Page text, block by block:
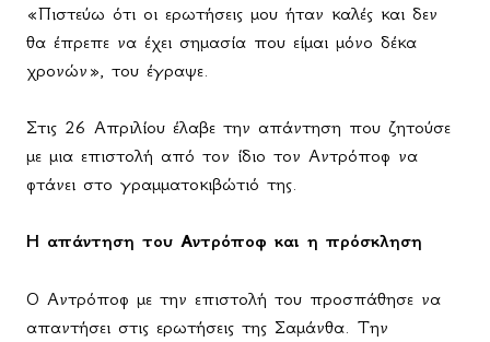
«Πιστεύω ότι οι ερωτήσεις μου ήταν καλές και δεν
θα έπρεπε να έχει σημασία που είμαι μόνο δέκα
χρονών», του έγραψε.
Στις 26 Απριλίου έλαβε την απάντηση που ζητούσε
με μια επιστολή από τον ίδιο τον Αντρόποφ να
φτάνει στο γραμματοκιβώτιό της.
Η απάντηση του Αντρόποφ και η πρόσκληση
Ο Αντρόποφ με την επιστολή του προσπάθησε να
απαντήσει στις ερωτήσεις της Σαμάνθα. Την